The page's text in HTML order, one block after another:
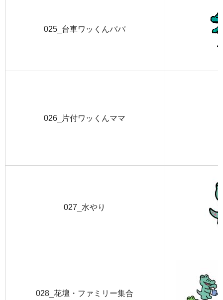
025_台車ワッくんパパ
026_片付ワッくんママ
027_水やり
028_花壇・ファミリー集合